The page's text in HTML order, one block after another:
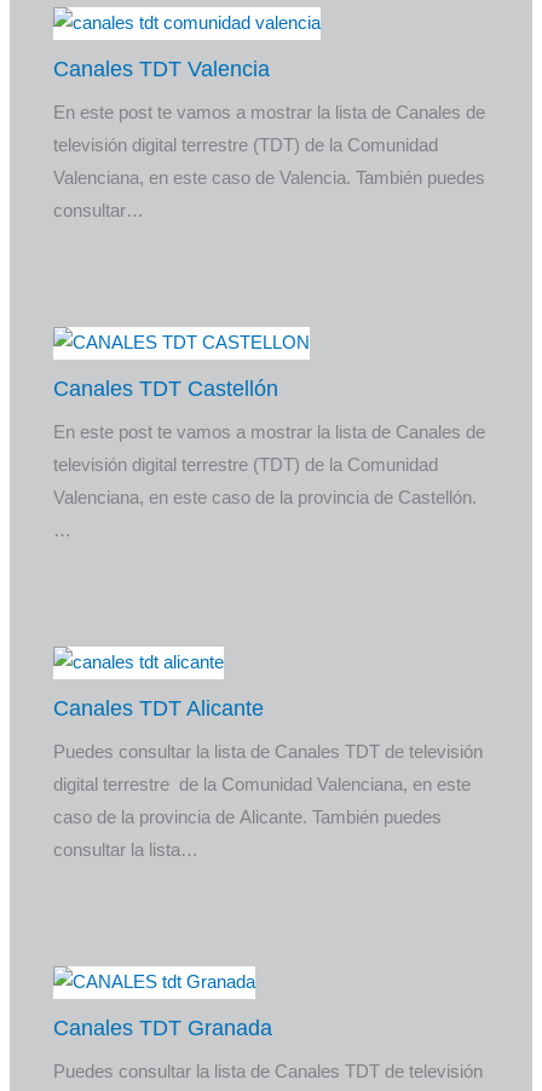
Canales TDT Valencia
En este post te vamos a mostrar la lista de Canales de
televisión digital terrestre (TDT) de la Comunidad
Valenciana, en este caso de Valencia. También puedes
consultar…
Canales TDT Castellón
En este post te vamos a mostrar la lista de Canales de
televisión digital terrestre (TDT) de la Comunidad
Valenciana, en este caso de la provincia de Castellón.
…
Canales TDT Alicante
Puedes consultar la lista de Canales TDT de televisión
digital terrestre de la Comunidad Valenciana, en este
caso de la provincia de Alicante. También puedes
consultar la lista…
Canales TDT Granada
Puedes consultar la lista de Canales TDT de televisión